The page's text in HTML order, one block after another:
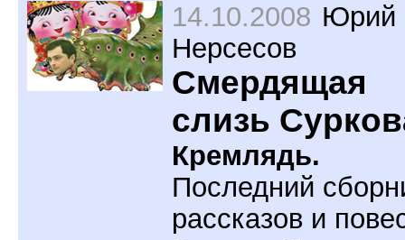
14.10.2008 Юрий
Нерсесов
Смердящая
слизь
Кремлядь.
Последний
рассказов и